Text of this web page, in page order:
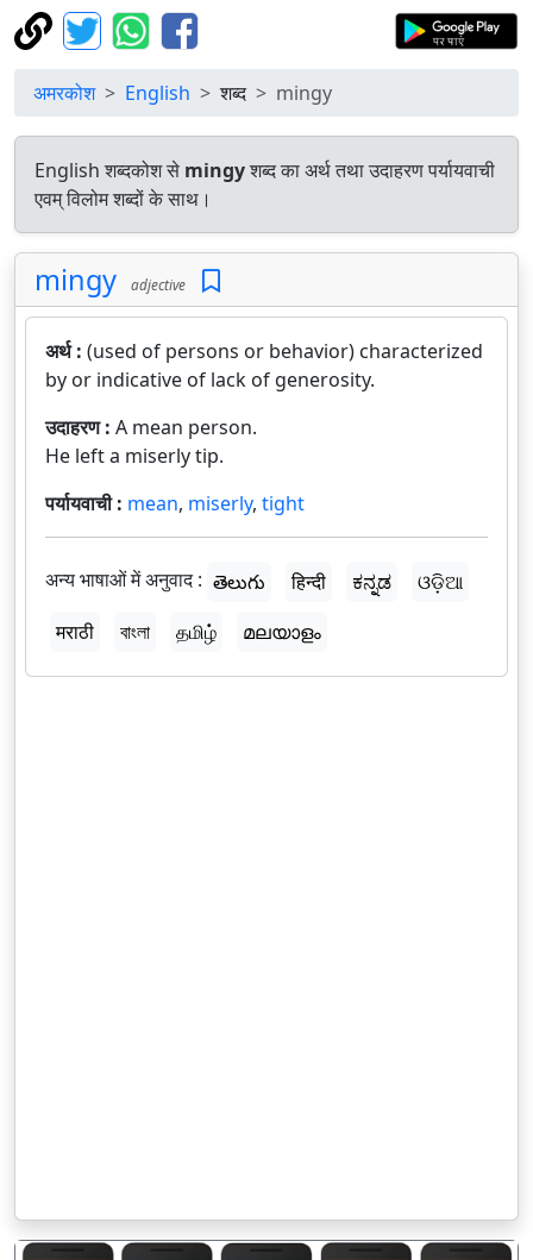
अमरकोश English शब्द mingy
English शब्दकोश से mingyशब्द का अर्थ तथा उदाहरण पर्यायवाची
एवम् विलोम शब्दों के साथ।
mingy adjective
अर्थ : (used of persons or behavior) characterized
by or indicative of lack of generosity.
उदाहरण : A mean person.
He left a miserly tip.
पर्यायवाची : mean, miserly, tight
अन्य भाषाओं में अनुवाद : తెలుగు हिन्दी ಕನ್ನಡ
ଓଡ଼ିଆ
मराठी
বাংলা தமிழ் മലയാളം